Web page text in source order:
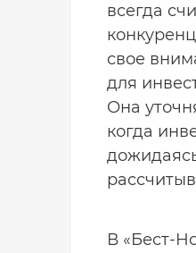
всегда
свое
для
Она
когда
В «Бест-